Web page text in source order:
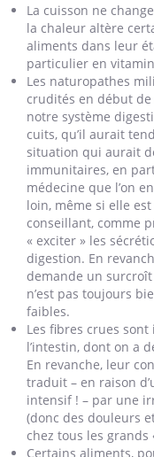
La cuisson ne
la chaleur altère
aliments dans leur
particulier en
Les naturopathes
crudités en début
notre système
cuits, qu’il aurait
situation qui aurait
immunitaires, en
médecine que l’on
loin, même si elle
conseillant, comme
« exciter » les
digestion. En
demande un
n’est pas toujours
faibles.
Les fibres crues
l’intestin, dont on a
En revanche, leur
traduit – en raison
intensif ! – par une
(donc des douleurs
chez tous les grands
Certains aliments,